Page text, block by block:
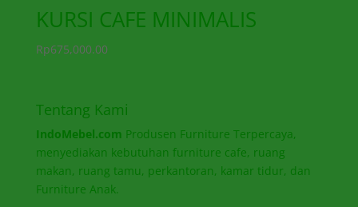
KURSI CAFE MINIMALIS
Rp675,000.00
Tentang Kami
IndoMebel.com Produsen Furniture Terpercaya,
menyediakan kebutuhan furniture cafe, ruang
makan, ruang tamu, perkantoran, kamar tidur, dan
Furniture Anak.